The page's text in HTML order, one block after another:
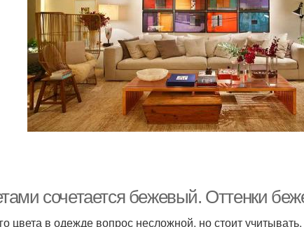
сочетается бежевый. Оттенки
цвета в одежде вопрос несложной, но стоит